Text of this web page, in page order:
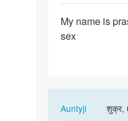
My
name
My name is
sex
Auntyji
शुक्र,
In